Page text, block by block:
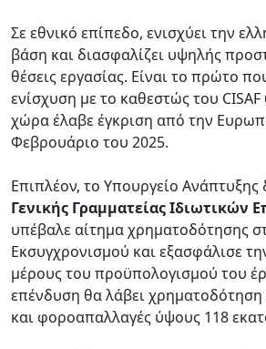
Σε εθνικό επίπεδο, ενισχύει την
βάση και διασφαλίζει υψηλής
θέσεις εργασίας. Είναι το πρώτο
ενίσχυση με το καθεστώς του CISAF
χώρα έλαβε έγκριση από την
Φεβρουάριο του 2025.
Επιπλέον, το Υπουργείο Ανάπτυξης
Γενικής Γραμματείας Ιδιωτικών
υπέβαλε αίτημα χρηματοδότησης
Εκσυγχρονισμού και εξασφάλισε
μέρους του προϋπολογισμού του
επένδυση θα λάβει χρηματοδότηση
και φοροαπαλλαγές ύψους 118